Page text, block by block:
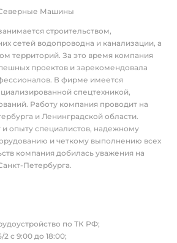
Машины
строительством,
сетей водопроводна и канализации, а
территорий. За это время компания
проектов и зарекомендовала
В фирме имеется
спецтехникой,
Работу компания проводит на
и Ленинградской области.
и опыту специалистов, надежному
и четкому выполнению всех
компания добилась уважения на
Петербурга.
по ТК РФ;
с 9:00 до 18:00;